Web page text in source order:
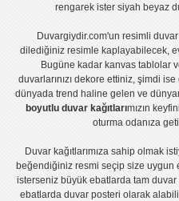
rengarek ister siyah beyaz
Duvargiydir.com'unresimli duvar
dilediğiniz resimle kaplayabilecek,
Bugüne kadarkanvas tablolar
duvarlarınızı dekore ettiniz, şimdi ise
dünyada trend haline gelen ve
boyutlu duvar kağıtlarımızın
oturma odanıza
Duvar kağıtlarımıza sahip olmak
beğendiğiniz resmi seçip size uygun
isterseniz büyük ebatlarda tam duvar
ebatlarda duvar posteri olarak